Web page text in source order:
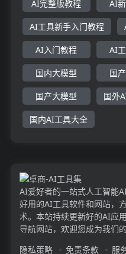
AI完整版教程 AI
AI工具新手入门教程
AI入门教程 AI
国内大模型 国
国产大模型 国外
国内AI工具大全
AI爱好者的一站式人工智能
好用的AI工具软件和网站，
术。本站持续更新好的AI应
导航网站，欢迎您成为我们的
隐私策略
免责条款 服